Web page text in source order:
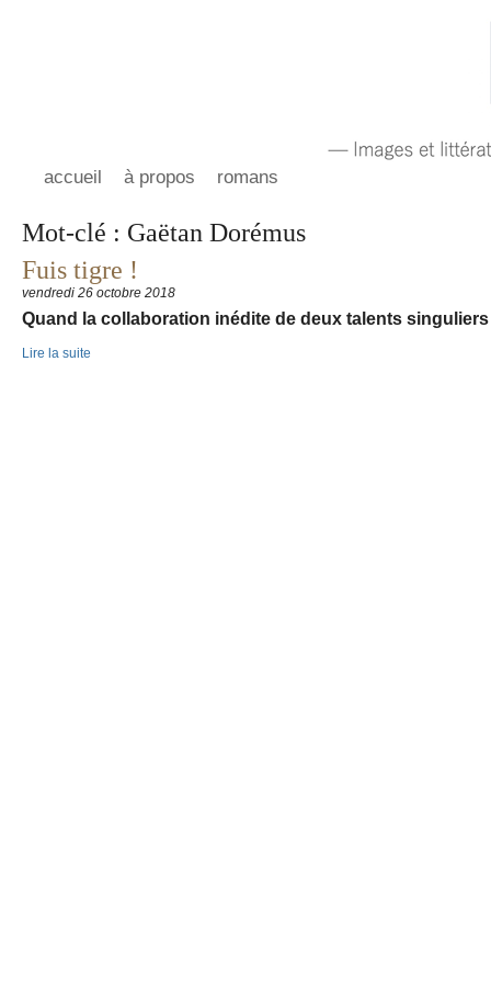
accueil à propos romans
Mot-clé : Gaëtan Dorémus
Fuis tigre !
vendredi 26 octobre 2018
Quand la collaboration inédite de deux talents
Lire la suite